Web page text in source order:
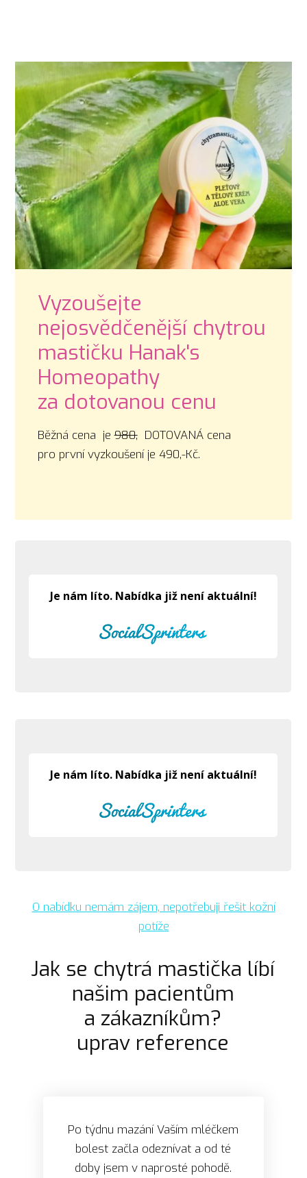
Vyzoušejte
nejosvědčenější chytrou
mastičku Hanak's
Homeopathy
za dotovanou cenu
Běžná cena je980,DOTOVANÁ cena
pro první vyzkoušení je 490,-Kč.
O nabídku nemám zájem, nepotřebuji řešit kožní
potíže
Jak se chytrá mastička líbí
našim pacientům
a zákazníkům?
uprav reference
Po týdnu mazání Vaším mléčkem
bolest začla odeznívat a od té
doby jsem v naprosté pohodě.